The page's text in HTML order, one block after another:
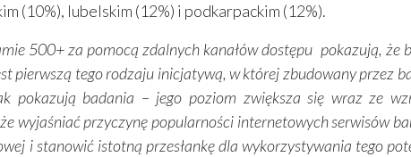
(10%), lubelskim (12%) i podkarpackim (12%).
500+ za pomocą zdalnych kanałów dostępu pokazują,
pierwszą tego rodzaju inicjatywą, w której zbudowany przez
pokazują badania – jego poziom zwiększa się wraz ze
wyjaśniać przyczynę popularności internetowych serwisów
i stanowić istotną przesłankę dla wykorzystywania tego